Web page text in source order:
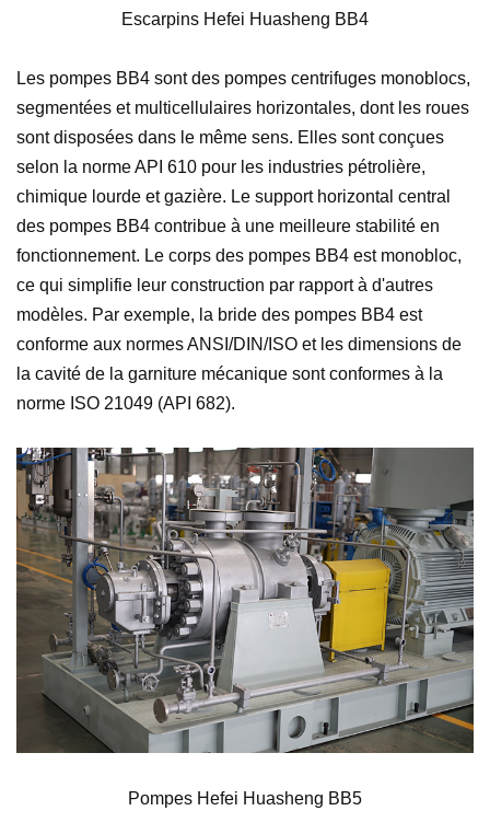
Escarpins Hefei Huasheng BB4
Les pompes BB4 sont des pompes centrifuges monoblocs,
segmentées et multicellulaires horizontales, dont les roues
sont disposées dans le même sens. Elles sont conçues
selon la norme API 610 pour les industries pétrolière,
chimique lourde et gazière. Le support horizontal central
des pompes BB4 contribue à une meilleure stabilité en
fonctionnement. Le corps des pompes BB4 est monobloc,
ce qui simplifie leur construction par rapport à d'autres
modèles. Par exemple, la bride des pompes BB4 est
conforme aux normes ANSI/DIN/ISO et les dimensions de
la cavité de la garniture mécanique sont conformes à la
norme ISO 21049 (API 682).
Pompes Hefei Huasheng BB5